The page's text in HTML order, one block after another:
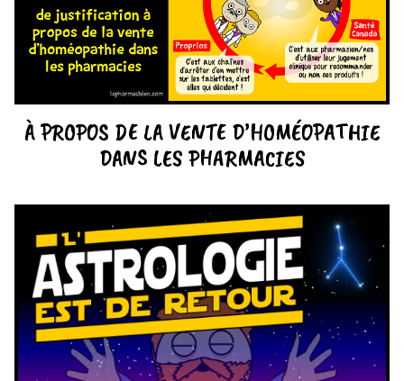
À PROPOS DE LA VENTE D’HOMÉOPATHIE
DANS LES PHARMACIES